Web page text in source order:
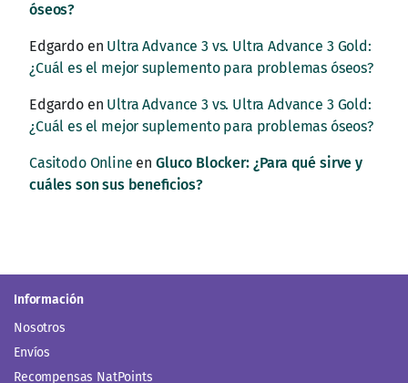
óseos?
Edgardoen Ultra Advance 3 vs. Ultra Advance 3 Gold:
¿Cuál es el mejor suplemento para problemas óseos?
Edgardoen Ultra Advance 3 vs. Ultra Advance 3 Gold:
¿Cuál es el mejor suplemento para problemas óseos?
Casitodo Online en Gluco Blocker: ¿Para qué sirve y
cuáles son sus beneficios?
Información
Nosotros
Envíos
Recompensas NatPoints